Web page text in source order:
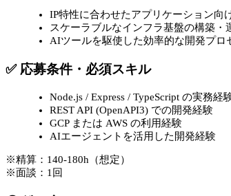
IP特性に合わせたアプリケーション向
スケーラブルなインフラ基盤の構築・
AIツールを駆使した効率的な開発プロ
✅ 応募条件・必須スキル
Node.js / Express / TypeScript の実務経
REST API (OpenAPI3) での開発経験
GCP または AWS の利用経験
AIエージェントを活用した開発経験
※精算：140-180h（想定）
※面談：1回